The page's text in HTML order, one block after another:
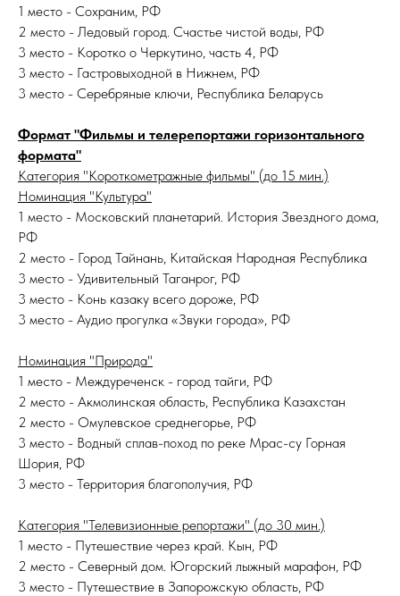
1 место - Сохраним, РФ
2 место - Ледовый город. Счастье чистой воды, РФ
3 место - Коротко о Черкутино, часть 4, РФ
3 место - Гастровыходной в Нижнем, РФ
3 место - Серебряные ключи, Республика Беларусь
Формат "Фильмы и телерепортажи горизонтального
формата"
Категория "Короткометражные фильмы" (до 15 мин.)
Номинация "Культура"
1 место - Московский планетарий. История Звездного дома,
РФ
2 место - Город Тайнань, Китайская Народная Республика
3 место - Удивительный Таганрог, РФ
3 место - Конь казаку всего дороже, РФ
3 место - Аудио прогулка «Звуки города», РФ
Номинация "Природа"
1 место - Междуреченск - город тайги, РФ
2 место - Акмолинская область, Республика Казахстан
2 место - Омулевское среднегорье, РФ
3 место - Водный сплав-поход по реке Мрас-су Горная
Шория, РФ
3 место - Территория благополучия, РФ
Категория "Телевизионные репортажи" (до 30 мин.)
1 место - Путешествие через край. Кын, РФ
2 место - Северный дом. Югорский лыжный марафон, РФ
3 место - Путешествие в Запорожскую область, РФ